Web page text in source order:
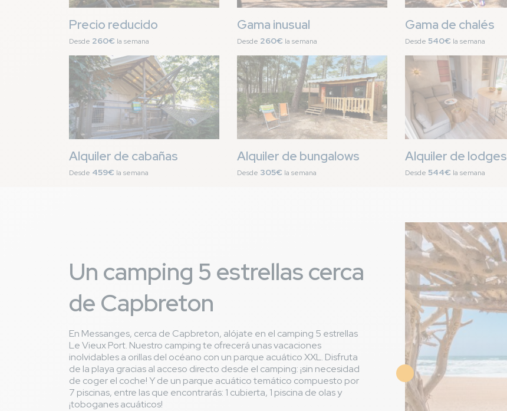
Precio reducido
Desde 260€ la semana
Gama inusual
Desde 260€ la semana
Gama de chalés
Desde 540€ la semana
Imagen
Alquiler de cabañas
Desde 459€ la semana
Imagen
Alquiler de bungalows
Desde 305€ la semana
Imagen
Alquiler de lodges
Desde 544€ la semana
Un camping 5 estrellas cerca
de Capbreton
En Messanges, cerca de Capbreton, alójate en el camping 5 estrellas
Le Vieux Port. Nuestro camping te ofrecerá unas vacaciones
inolvidables a orillas del océano con un parque acuático XXL. Disfruta
de la playa gracias al acceso directo desde el camping: ¡sin necesidad
de coger el coche! Y de un parque acuático temático compuesto por
7 piscinas, entre las que encontrarás: 1 cubierta, 1 piscina de olas y
¡toboganes acuáticos!
Imagen